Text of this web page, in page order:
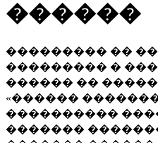
������
��������� ��
��������� �
������ ��
«������
����������
�������